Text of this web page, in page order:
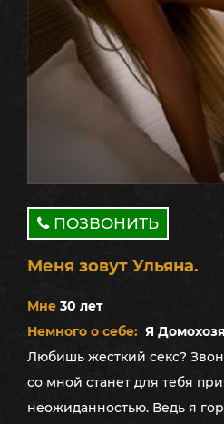
ПОЗВОНИТЬ
Меня зовут Ульяна.
Мне 30 лет
Немного о себе: Я
Любишь жесткий секс?
со мной станет для тебя
неожиданностью. Ведь я